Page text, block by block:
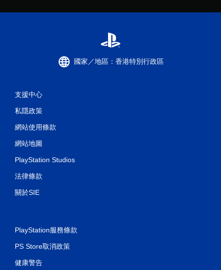
國家／地區：香港特別行政區
支援中心
私隱政策
網站使用條款
網站地圖
PlayStation Studios
法律條款
關於SIE
PlayStation服務條款
PS Store取消政策
健康警告